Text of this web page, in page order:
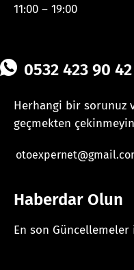
11:00 – 19:00
0532 423 90 42
Herhangi bir sorunuz
geçmekten çekinmeyin
Haberdar Olun
En son